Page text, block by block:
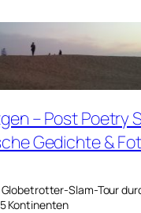
– Post Poetry
Gedichte &
Slam-Tour
Kontinenten